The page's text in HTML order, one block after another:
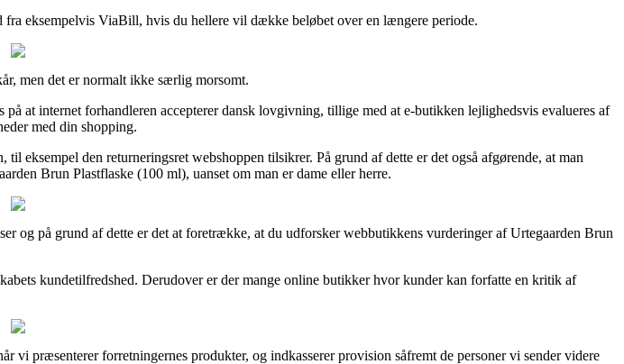
eksempelvis ViaBill, hvis du hellere vil dække beløbet over en længere periode.
men det er normalt ikke særlig morsomt.
at internet forhandleren accepterer dansk lovgivning, tillige med at e-butikken lejlighedsvis evalueres af
med din shopping.
eksempel den returneringsret webshoppen tilsikrer. På grund af dette er det også afgørende, at man
Brun Plastflaske (100 ml), uanset om man er dame eller herre.
og på grund af dette er det at foretrække, at du udforsker webbutikkens vurderinger af Urtegaarden Brun
kundetilfredshed. Derudover er der mange online butikker hvor kunder kan forfatte en kritik af
vi præsenterer forretningernes produkter, og indkasserer provision såfremt de personer vi sender videre